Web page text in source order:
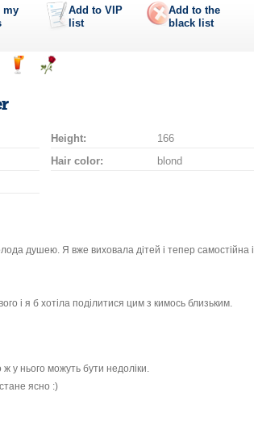
my
Add to VIP
list
Add to the
black list
Height:
166
Hair color:
blond
душею. Я вже виховала дітей і тепер самостійна і
і я б хотіла поділитися цим з кимось близьким.
у нього можуть бути недоліки.
ясно :)